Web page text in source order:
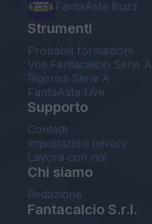
FantaAsta Buzz
Strumenti
Probabili formazioni
Voti Fantacalcio Serie A
Rigoristi Serie A
FantaAsta Live
Supporto
Contatti
Impostazioni privacy
Lavora con noi
Chi siamo
Redazione
Fantacalcio S.r.l.